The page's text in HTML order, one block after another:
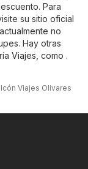
Para
su sitio oficial
no
Hay otras
Viajes , como .
Viajes Olivares